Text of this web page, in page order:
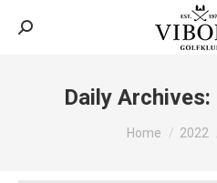
Search:
Daily Archives:
You are here:
Home 2022